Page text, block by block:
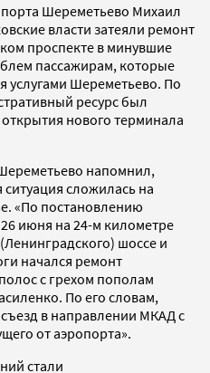
Шереметьево Михаил
власти затеяли ремонт
проспекте в минувшие
пассажирам, которые
услугами Шереметьево. По
ресурс был
нового терминала
напомнил,
сложилась на
«По постановлению
июня на 24-м километре
шоссе и
начался ремонт
с грехом пополам
По его словам,
в направлении МКАД с
от аэропорта».
стали